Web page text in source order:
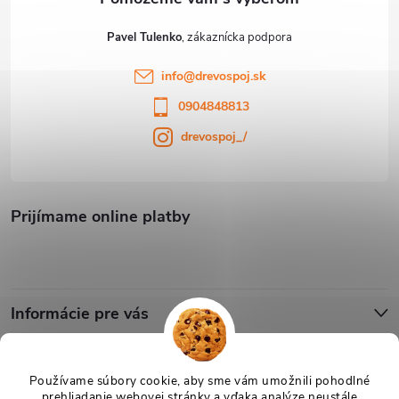
Používame súbory cookie, aby sme vám umožnili pohodlné
Prijímame online platby
Pavel Tulenko
info@drevospoj.sk
0904848813
drevospoj_/
Informácie pre vás